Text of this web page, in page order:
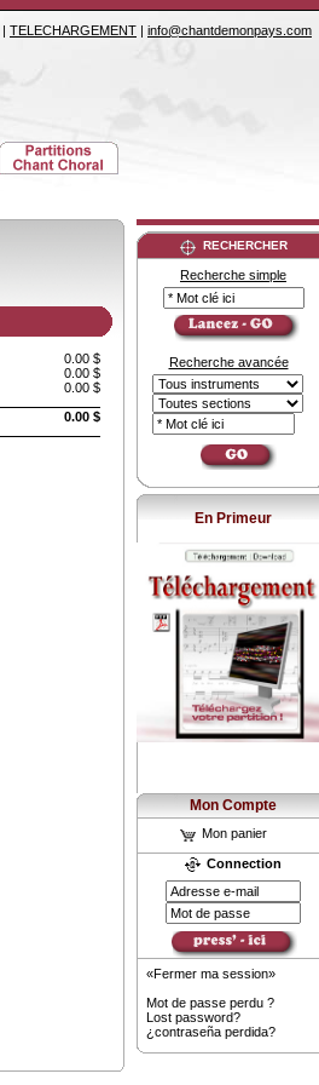
| TELECHARGEMENT | info@chantdemonpays.com
0.00 $
0.00 $
0.00 $
0.00 $
RECHERCHER
Recherche simple
Recherche avancée
En Primeur
Mon Compte
Mon panier
Connection
«Fermer ma session»
Mot de passe perdu ?
Lost password?
¿contraseña perdida?